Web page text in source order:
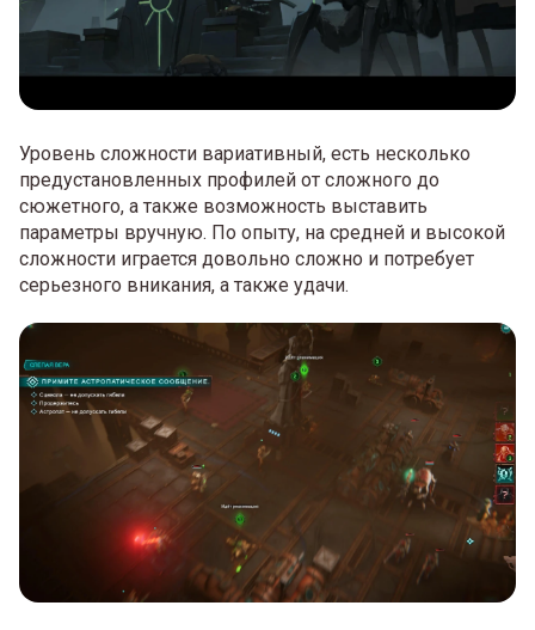
Уровень сложности вариативный, есть несколько
предустановленных профилей от сложного до
сюжетного, а также возможность выставить
параметры вручную. По опыту, на средней и высокой
сложности играется довольно сложно и потребует
серьезного вникания, а также удачи.